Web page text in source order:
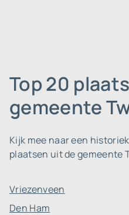
Top 20
gemeente
Kijk mee naar een
plaatsen uit de gemeente
Vriezenveen
Den Ham